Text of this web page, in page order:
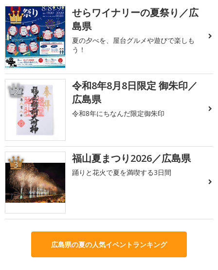
1
せらワイナリーの夏祭り／広
島県
夏の夕べを、屋台グルメや遊びで楽しも
う！
2
令和8年8月8日限定 御朱印／
広島県
令和8年にちなんだ限定御朱印
3 福山夏まつり2026／広島県
踊りと花火で夏を満喫する3日間
広島県の夏の人気イベントランキング